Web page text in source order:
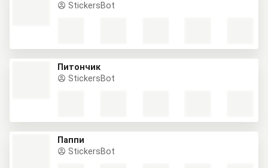
StickersBot
Питончик
StickersBot
Паппи
StickersBot